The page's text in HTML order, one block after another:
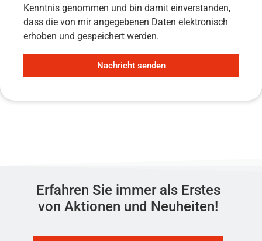
Kenntnis genommen und bin damit einverstanden,
dass die von mir angegebenen Daten elektronisch
erhoben und gespeichert werden.
Nachricht senden
Erfahren Sie immer als Erstes
von Aktionen und Neuheiten!